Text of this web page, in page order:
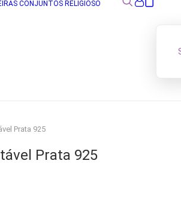
CONJUNTOS RELIGIOSO
Prata 925
Prata 925